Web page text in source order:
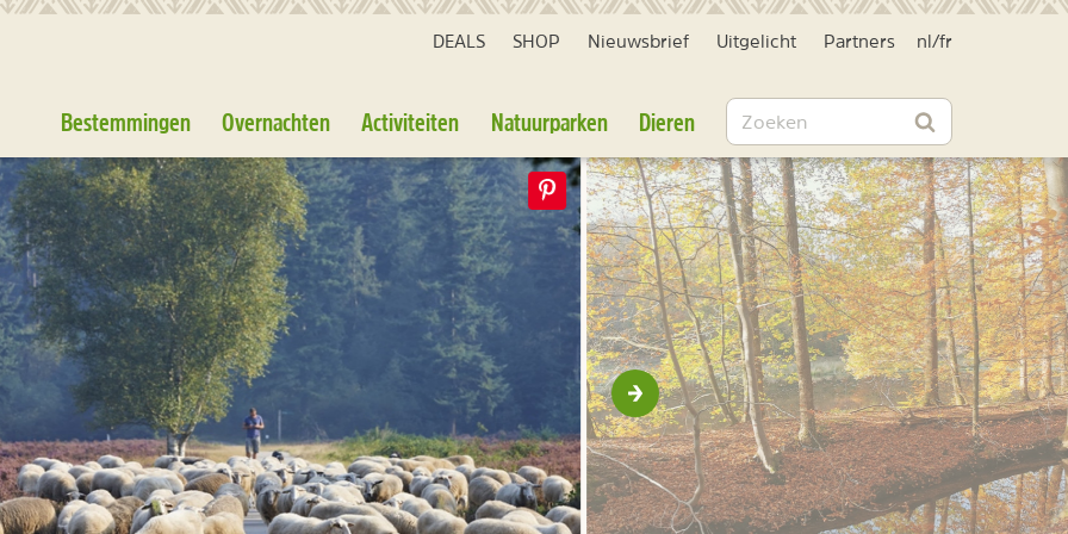
DEALS SHOP Nieuwsbrief Uitgelicht Partners nl /fr
Bestemmingen Overnachten Activiteiten Natuurparken Dieren Zoeken
Zoeken
Volgende